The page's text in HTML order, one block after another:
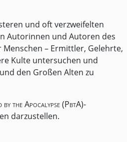
und oft verzweifelten
Autorinnen und Autoren des
– Ermittler, Gelehrte,
Kulte untersuchen und
den Großen Alten zu
by the Apocalypse (PbtA)-
darzustellen.